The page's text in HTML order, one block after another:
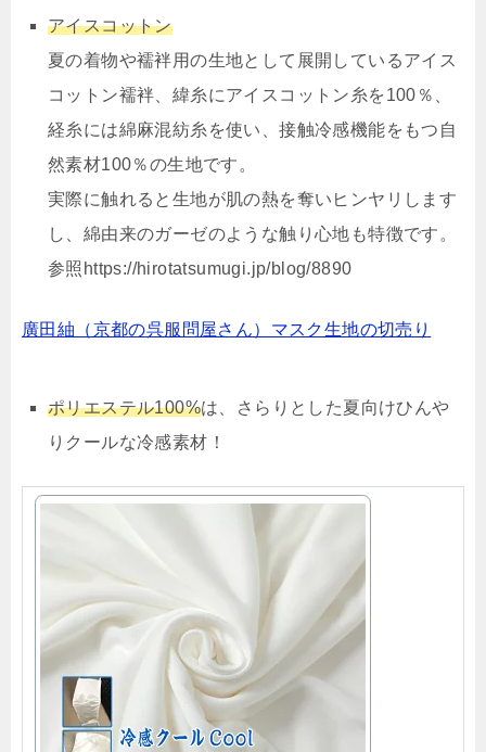
アイスコットン
夏の着物や襦袢用の生地として展開しているアイス
コットン襦袢、緯糸にアイスコットン糸を100％、
経糸には綿麻混紡糸を使い、接触冷感機能をもつ自
然素材100％の生地です。
実際に触れると生地が肌の熱を奪いヒンヤリします
し、綿由来のガーゼのような触り心地も特徴です。
参照https://hirotatsumugi.jp/blog/8890
廣田紬（京都の呉服問屋さん）マスク生地の切売り
ポリエステル100%は、さらりとした夏向けひんや
りクールな冷感素材！